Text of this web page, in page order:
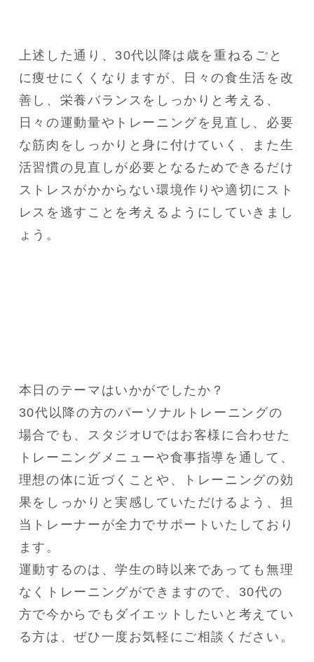
上述した通り、30代以降は歳を重ねるごと
に痩せにくくなりますが、日々の食生活を改
善し、栄養バランスをしっかりと考える、
日々の運動量やトレーニングを見直し、必要
な筋肉をしっかりと身に付けていく、また生
活習慣の見直しが必要となるためできるだけ
ストレスがかからない環境作りや適切にスト
レスを逃すことを考えるようにしていきまし
ょう。
本日のテーマはいかがでしたか？
30代以降の方のパーソナルトレーニングの
場合でも、スタジオUではお客様に合わせた
トレーニングメニューや食事指導を通して、
理想の体に近づくことや、トレーニングの効
果をしっかりと実感していただけるよう、担
当トレーナーが全力でサポートいたしており
ます。
運動するのは、学生の時以来であっても無理
なくトレーニングができますので、30代の
方で今からでもダイエットしたいと考えてい
る方は、ぜひ一度お気軽にご相談ください。